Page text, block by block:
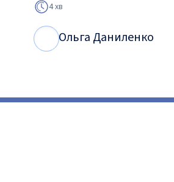
4 хв
Ольга Даниленко